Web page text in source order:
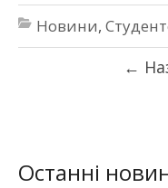
Новини,
←
Останні